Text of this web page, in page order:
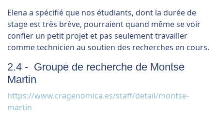
Elena a spécifié que nos étudiants, dont la durée de
stage est très brève, pourraient quand même se voir
confier un petit projet et pas seulement travailler
comme technicien au soutien des recherches en cours.
2.4 - Groupe de recherche de Montse
Martin
https://www.cragenomica.es/staff/detail/montse-
martin